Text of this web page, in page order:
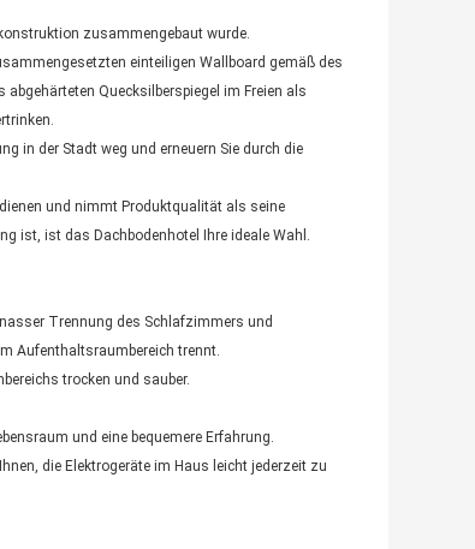
zusammengebaut wurde.
einteiligen Wallboard gemäß des
Quecksilberspiegel im Freien als
in der Stadt weg und erneuern Sie durch die
und nimmt Produktqualität als seine
ist, ist das Dachbodenhotel Ihre ideale Wahl.
Trennung des Schlafzimmers und
Aufenthaltsraumbereich trennt.
trocken und sauber.
und eine bequemere Erfahrung.
die Elektrogeräte im Haus leicht jederzeit zu